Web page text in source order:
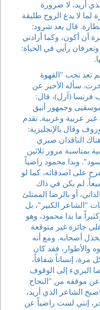
أريد، لا ضرورة
لما لا يدع الروح طليقة
قال بعد شرود:
أن أكون، وكما أرادني
وتعرفان رأيي في الحياة:
تعد تحب "القهوة
سأله الأخير عن
فرنسا (آرل)، قال:
وجمهور أنيق
عربية وعربية. تقدم
وقال بالإنجليزية:
الناقدان صبري
بمناسبة مرور ثلاثين
وبدا محمود راضياً
على اصدقائه، كما لو
لم يكن في ذاك
أو بالرضا الممتلئ
"الشاعر الكبير"، بل
ما بدا محمود، وهو
جائزة غير متوقعة
أصحابه. ومع أنه
والأطوار، فقد كان
مرة، إنساناً شفافاً،
البريء إلى الوقوف
عن موقفه من "النجاح
الشاعر الذي أريد،
إنني لست راضياً عن